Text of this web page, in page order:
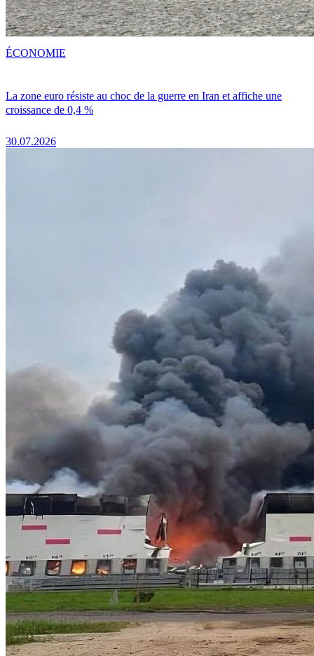
La zone euro résiste au choc de la guerre en Iran et affiche une
croissance de 0,4 %
30.07.2026
ÉCONOMIE